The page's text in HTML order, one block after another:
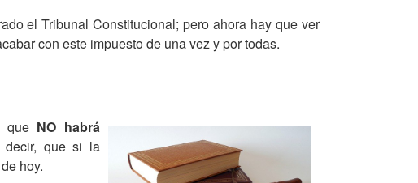
el Tribunal Constitucional; pero ahora hay que ver
con este impuesto de una vez y por todas.
que NO habrá
decir, que si la
hoy.